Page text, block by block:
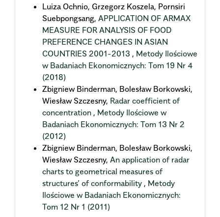
Luiza Ochnio, Grzegorz Koszela, Pornsiri
Suebpongsang, APPLICATION OF ARMAX
MEASURE FOR ANALYSIS OF FOOD
PREFERENCE CHANGES IN ASIAN
COUNTRIES 2001-2013 , Metody Ilościowe
w Badaniach Ekonomicznych: Tom 19 Nr 4
(2018)
Zbigniew Binderman, Bolesław Borkowski,
Wiesław Szczesny, Radar coefficient of
concentration , Metody Ilościowe w
Badaniach Ekonomicznych: Tom 13 Nr 2
(2012)
Zbigniew Binderman, Bolesław Borkowski,
Wiesław Szczesny, An application of radar
charts to geometrical measures of
structures’ of conformability , Metody
Ilościowe w Badaniach Ekonomicznych:
Tom 12 Nr 1 (2011)